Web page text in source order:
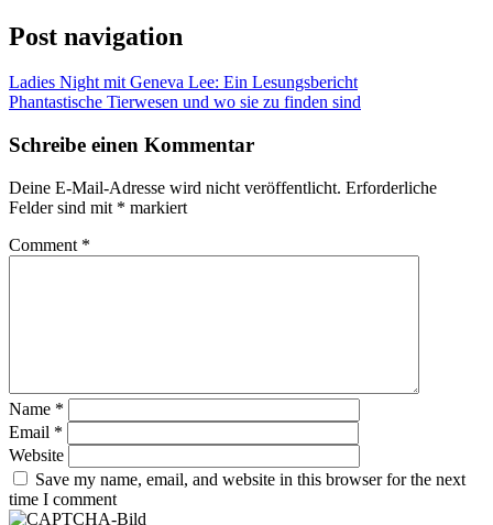
Post navigation
Ladies Night mit Geneva Lee: Ein Lesungsbericht
Phantastische Tierwesen und wo sie zu finden sind
Schreibe einen Kommentar
Deine E-Mail-Adresse wird nicht veröffentlicht. Erforderliche
Felder sind mit * markiert
Comment *
Name *
Email *
Website
Save my name, email, and website in this browser for the next
time I comment